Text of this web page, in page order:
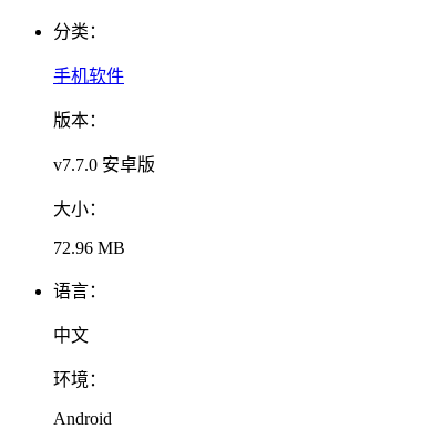
分类：
手机软件
版本：
v7.7.0 安卓版
大小：
72.96 MB
语言：
中文
环境：
Android